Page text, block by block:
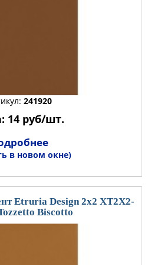
241920
14 руб/шт.
в новом окне)
Etruria Design 2x2 XT2X2-
Biscotto